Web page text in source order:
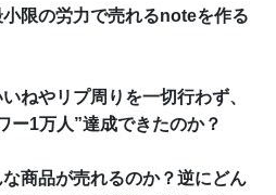
限の労力で売れるnoteを作る
ねやリプ周りを一切行わず、
ー1万人”達成できたのか？
商品が売れるのか？逆にどん